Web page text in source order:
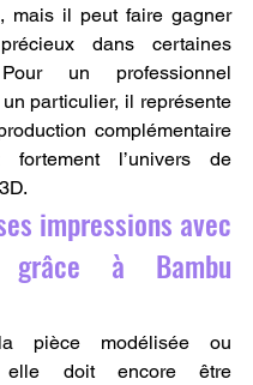
mais il peut faire gagner
dans certaines
un professionnel
particulier, il représente
complémentaire
fortement l’univers de
impressions avec
grâce à Bambu
pièce modélisée ou
elle doit encore être